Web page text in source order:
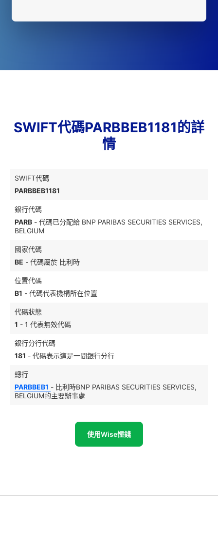
SWIFT代碼PARBBEB1181的詳
情
SWIFT代碼
PARBBEB1181
銀行代碼
PARB - 代碼已分配給 BNP PARIBAS SECURITIES SERVICES,
BELGIUM
國家代碼
BE - 代碼屬於 比利時
位置代碼
B1 - 代碼代表機構所在位置
代碼狀態
1 - 1 代表無效代碼
銀行分行代碼
181 - 代碼表示這是一間銀行分行
總行
PARBBEB1 - 比利時BNP PARIBAS SECURITIES SERVICES,
BELGIUM的主要辦事處
使用Wise慳錢